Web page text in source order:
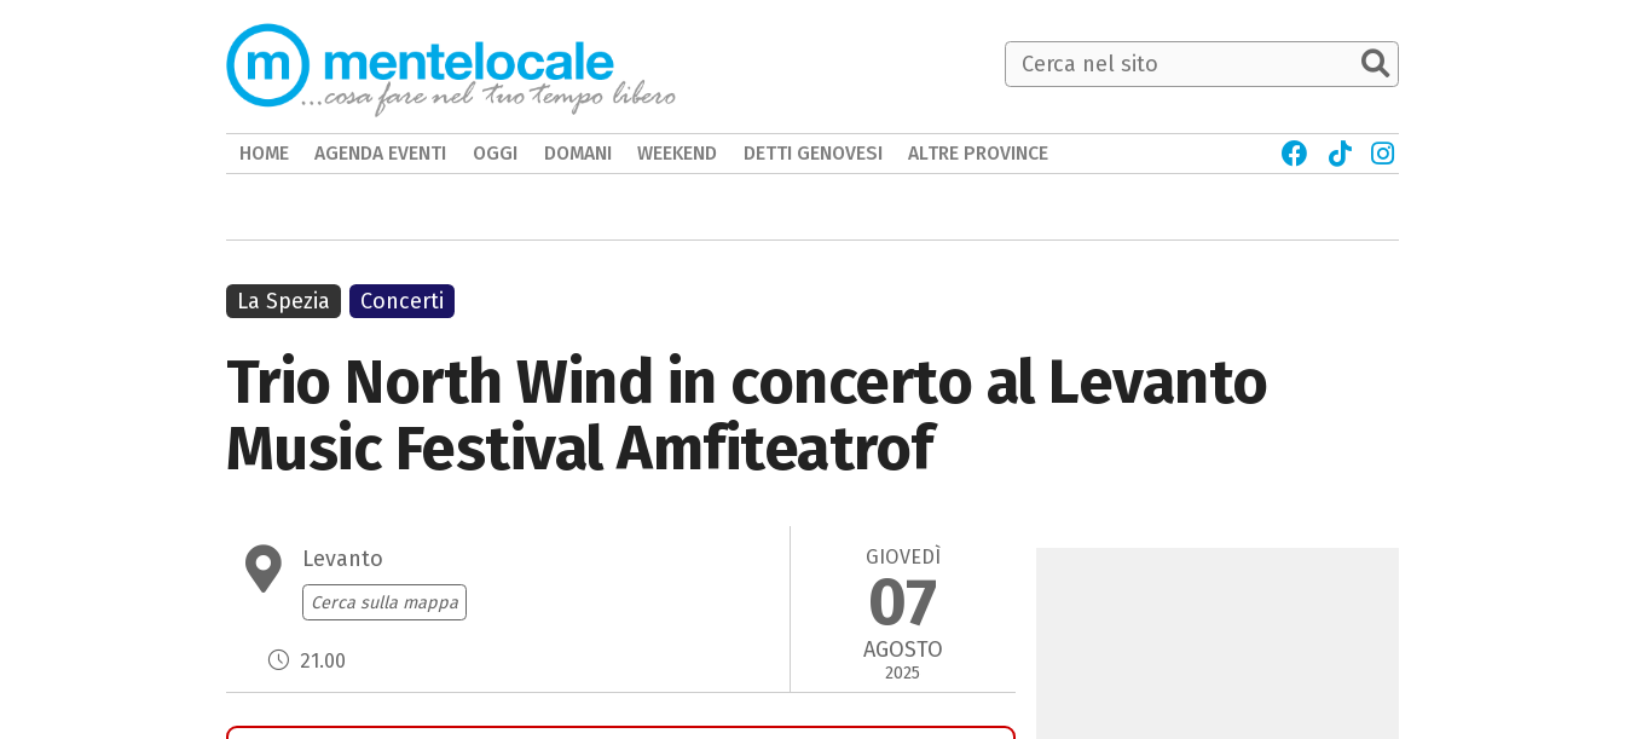
Trio North Wind in concerto al Levanto
Music Festival Amfiteatrof
Levanto
Cerca sulla mappa
21.00
GIOVEDÌ
07
AGOSTO
2025
La Spezia Concerti
HOME AGENDA EVENTI OGGI DOMANI WEEKEND DETTI GENOVESI ALTRE PROVINCE